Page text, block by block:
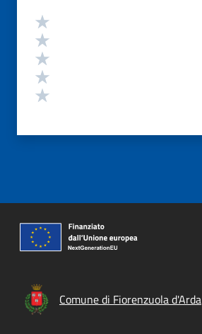
Valutazione
Comune di Fiorenzuola d'Arda